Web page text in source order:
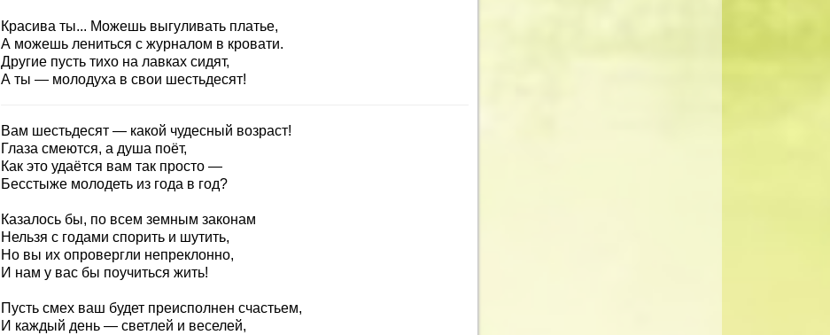
Красива ты... Можешь выгуливать платье,
А можешь лениться с журналом в кровати.
Другие пусть тихо на лавках сидят,
А ты — молодуха в свои шестьдесят!
Вам шестьдесят — какой чудесный возраст!
Глаза смеются, а душа поёт,
Как это удаётся вам так просто —
Бесстыже молодеть из года в год?
Казалось бы, по всем земным законам
Нельзя с годами спорить и шутить,
Но вы их опровергли непреклонно,
И нам у вас бы поучиться жить!
Пусть смех ваш будет преисполнен счастьем,
И каждый день — светлей и веселей,